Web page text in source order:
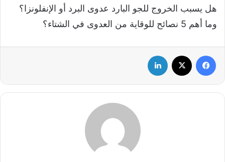
هل يسبب الخروج للجو البارد عدوى البرد أو الإنفلونزا؟
وما أهم 5 نصائح للوقاية من العدوى في الشتاء؟